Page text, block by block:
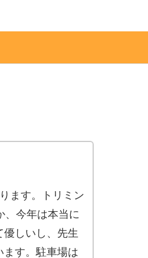
ます。トリミン
、今年は本当に
しいし、先生
ます。駐車場は